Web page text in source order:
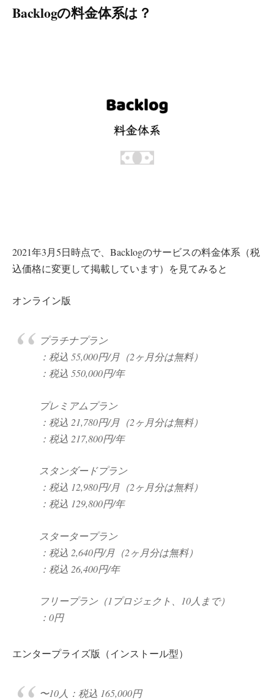
Backlogの料金体系は？
2021年3月5日時点で、Backlogのサービスの料金体系（税
込価格に変更して掲載しています）を見てみると
オンライン版
プラチナプラン
：税込 55,000円/月（2ヶ月分は無料）
：税込 550,000円/年
プレミアムプラン
：税込 21,780円/月（2ヶ月分は無料）
：税込 217,800円/年
スタンダードプラン
：税込 12,980円/月（2ヶ月分は無料）
：税込 129,800円/年
スタータープラン
：税込 2,640円/月（2ヶ月分は無料）
：税込 26,400円/年
フリープラン（1プロジェクト、10人まで）
：0円
エンタープライズ版（インストール型）
〜10人：税込 165,000円